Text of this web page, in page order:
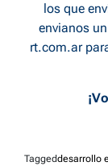
los que
envianos
rt.com.ar
Taggeddesarrollo